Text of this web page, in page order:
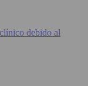
debido al